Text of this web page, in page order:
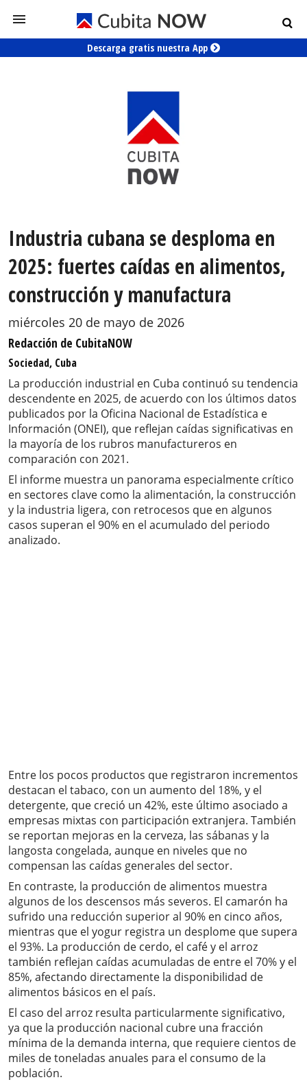
Descarga gratis nuestra App
Industria cubana se desploma en
2025: fuertes caídas en alimentos,
construcción y manufactura
miércoles 20 de mayo de 2026
Redacción de CubitaNOW
Sociedad, Cuba
La producción industrial en Cuba continuó su tendencia
descendente en 2025, de acuerdo con los últimos datos
publicados por la Oficina Nacional de Estadística e
Información (ONEI), que reflejan caídas significativas en
la mayoría de los rubros manufactureros en
comparación con 2021.
El informe muestra un panorama especialmente crítico
en sectores clave como la alimentación, la construcción
y la industria ligera, con retrocesos que en algunos
casos superan el 90% en el acumulado del periodo
analizado.
Entre los pocos productos que registraron incrementos
destacan el tabaco, con un aumento del 18%, y el
detergente, que creció un 42%, este último asociado a
empresas mixtas con participación extranjera. También
se reportan mejoras en la cerveza, las sábanas y la
langosta congelada, aunque en niveles que no
compensan las caídas generales del sector.
En contraste, la producción de alimentos muestra
algunos de los descensos más severos. El camarón ha
sufrido una reducción superior al 90% en cinco años,
mientras que el yogur registra un desplome que supera
el 93%. La producción de cerdo, el café y el arroz
también reflejan caídas acumuladas de entre el 70% y el
85%, afectando directamente la disponibilidad de
alimentos básicos en el país.
El caso del arroz resulta particularmente significativo,
ya que la producción nacional cubre una fracción
mínima de la demanda interna, que requiere cientos de
miles de toneladas anuales para el consumo de la
población.